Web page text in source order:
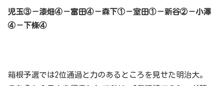
児玉③－漆畑④－富田④－森下①－室田①－新谷②－小澤
④－下條④
箱根予選では2位通過と力のあるところを見せた明治大。